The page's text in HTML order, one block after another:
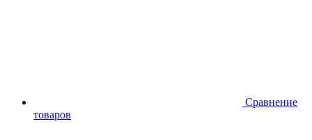
Сравнение
товаров